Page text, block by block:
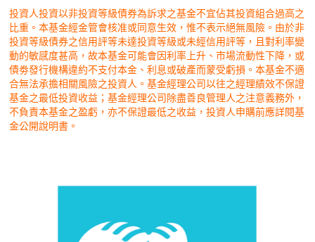
投資人投資以非投資等級債券為訴求之基金不宜佔其投資組合過高之
比重。本基金經金管會核准或同意生效，惟不表示絕無風險。由於非
投資等級債券之信用評等未達投資等級或未經信用評等，且對利率變
動的敏感度甚高，故本基金可能會因利率上升、市場流動性下降，或
債劵發行機構違約不支付本金、利息或破產而蒙受虧損。本基金不適
合無法承擔相關風險之投資人。基金經理公司以往之經理績效不保證
基金之最低投資收益；基金經理公司除盡善良管理人之注意義務外，
不負責本基金之盈虧，亦不保證最低之收益，投資人申購前應詳閱基
金公開說明書。